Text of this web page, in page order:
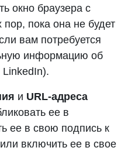
окно браузера с
пока она не будет
вам потребуется
информацию об
и URL-адреса
ее в
ее в свою подпись к
включить ее в свое